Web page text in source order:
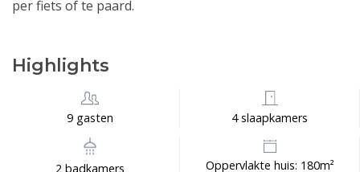
per fiets of te paard.
Highlights
9 gasten 4 slaapkamers
2 badkamers Oppervlakte huis: 180m²